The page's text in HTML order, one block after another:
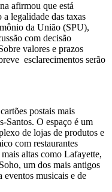
afirmou que está
legalidade das taxas
da União (SPU),
com decisão
valores e prazos
esclarecimentos serão
postais mais
Santos. O espaço é um
de lojas de produtos e
com restaurantes
altas como Lafayette,
um dos mais antigos
musicais e de